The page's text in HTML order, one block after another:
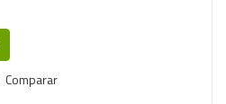
Comparar